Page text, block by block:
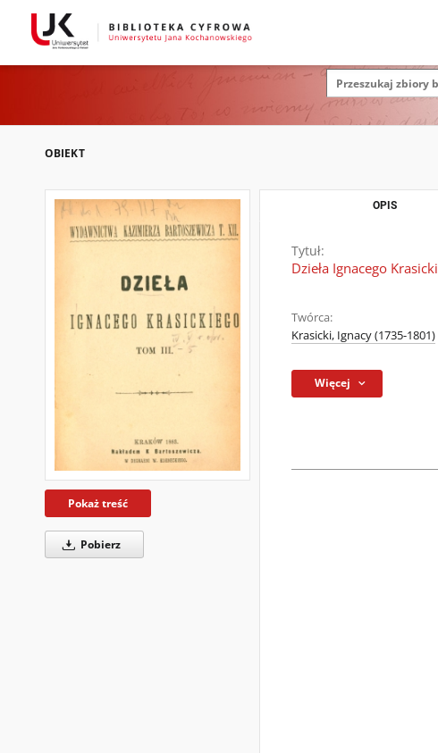
OBIEKT
Pokaż treść
Pobierz
OPIS
Tytuł:
Dzieła Ignacego
Twórca:
Krasicki, Ignacy (1735-1801)
Więcej